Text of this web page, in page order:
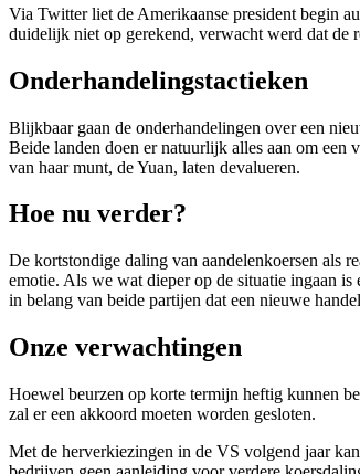
you
navigate
interact
with
content.
Via Twitter liet de Amerikaanse president begin
duidelijk niet op gerekend, verwacht werd dat de
Onderhandelingstactieken
Blijkbaar gaan de onderhandelingen over een
Beide landen doen er natuurlijk alles aan om een
van haar munt, de Yuan, laten devalueren.
Hoe nu verder?
De kortstondige daling van aandelenkoersen als
emotie. Als we wat dieper op de situatie ingaan is
in belang van beide partijen dat een nieuwe
Onze verwachtingen
Hoewel beurzen op korte termijn heftig kunnen
zal er een akkoord moeten worden gesloten.
Met de herverkiezingen in de VS volgend jaar